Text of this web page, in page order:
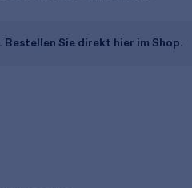
Sie direkt hier im Shop.